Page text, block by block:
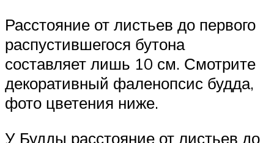
Расстояние от листьев до первого
распустившегося бутона
составляет лишь 10 см. Смотрите
декоративный фаленопсис будда,
фото цветения ниже.
У Будды расстояние от листьев до